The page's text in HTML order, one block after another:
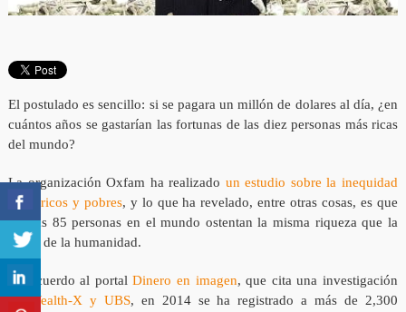
El postulado es sencillo: si se pagara un millón de dolares al día, ¿en
cuántos años se gastarían las fortunas de las diez personas más ricas
del mundo?
La organización Oxfam ha realizado un estudio sobre la inequidad
entre ricos y pobres, y lo que ha revelado, entre otras cosas, es que
apenas 85 personas en el mundo ostentan la misma riqueza que la
mitad de la humanidad.
De acuerdo al portalDinero en imagen, que cita una investigación
deWealth-X y UBS, en 2014 se ha registrado a más de 2,300